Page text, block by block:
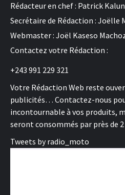
Rédacteur en chef : Patrick
Secrétaire de Rédaction : Joëlle
Webmaster : Joël Kaseso
Contactez votre Rédaction :
+243 991 229 321
Votre Rédaction Web reste
publicités… Contactez-nous
incontournable à vos produits,
seront consommés par près de
Tweets by radio_moto